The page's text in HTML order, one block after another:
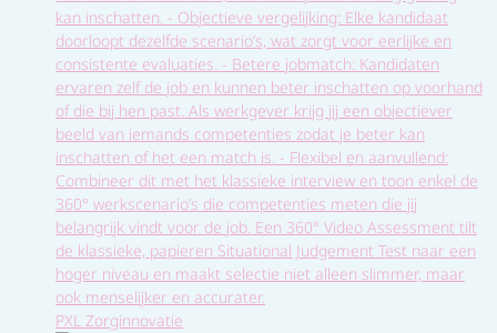
kan inschatten. - Objectieve vergelijking: Elke kandidaat
doorloopt dezelfde scenario’s, wat zorgt voor eerlijke en
consistente evaluaties. - Betere jobmatch: Kandidaten
ervaren zelf de job en kunnen beter inschatten op voorhand
of die bij hen past. Als werkgever krijg jij een objectiever
beeld van iemands competenties zodat je beter kan
inschatten of het een match is. - Flexibel en aanvullend:
Combineer dit met het klassieke interview en toon enkel de
360° werkscenario’s die competenties meten die jij
belangrijk vindt voor de job. Een 360° Video Assessment tilt
de klassieke, papieren Situational Judgement Test naar een
hoger niveau en maakt selectie niet alleen slimmer, maar
ook menselijker en accurater.
PXL Zorginnovatie